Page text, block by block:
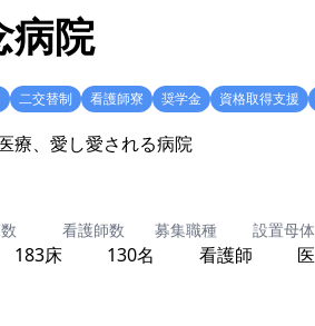
病院
二交替制 看護師寮 奨学金 資格取得支援
療、愛し愛される病院
183床
看護師数
130名
募集職種
看護師
設置母体